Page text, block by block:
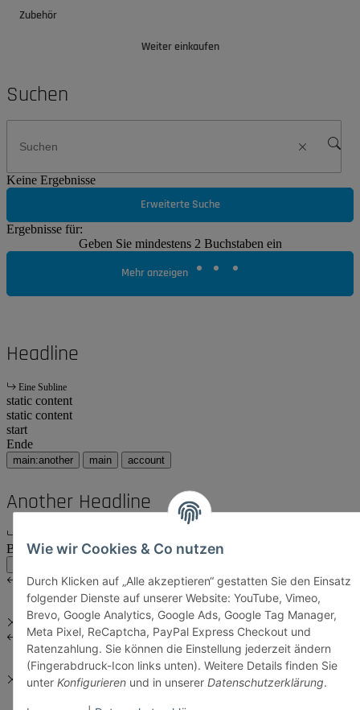
Wie wir Cookies & Co nutzen
Durch Klicken auf „Alle akzeptieren“ gestatten Sie den Einsatz
folgender Dienste auf unserer Website: YouTube, Vimeo,
Brevo, Google Analytics, Google Ads, Google Tag Manager,
Meta Pixel, ReCaptcha, PayPal Express Checkout und
Ratenzahlung. Sie können die Einstellung jederzeit ändern
(Fingerabdruck-Icon links unten). Weitere Details finden Sie
unter Konfigurieren und in unserer Datenschutzerklärung.
Zubehör
Weiter einkaufen
Suchen
Keine Ergebnisse
Erweiterte Suche
Ergebnisse für:
Geben Sie mindestens 2 Buchstaben ein
Mehr anzeigen
Headline
Eine Subline
static content
static content
start
Ende
main:another main account
Another Headline
Body Content